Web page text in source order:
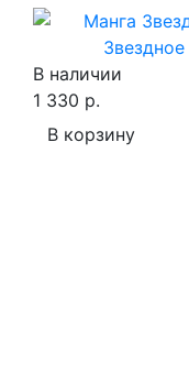
В наличии
1 330 р.
В корзину